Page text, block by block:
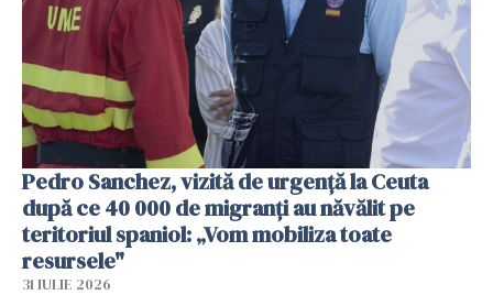
Pedro Sanchez, vizită de urgență la Ceuta
după ce 40 000 de migranți au năvălit pe
teritoriul spaniol: „Vom mobiliza toate
resursele"
31 IULIE 2026